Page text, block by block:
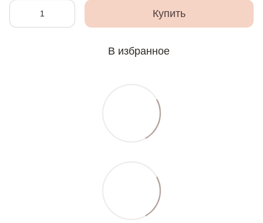
Купить
В избранное